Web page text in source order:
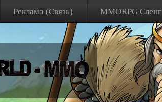
Реклама (Связь) MMORPG Сленг